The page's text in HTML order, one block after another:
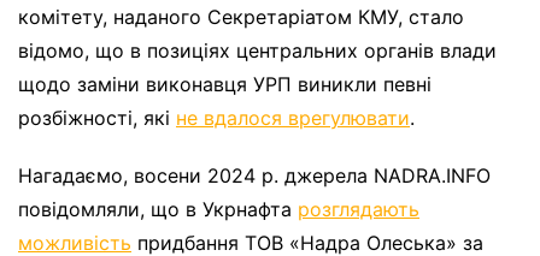
комітету, наданого Секретаріатом КМУ, стало
відомо, що в позиціях центральних органів влади
щодо заміни виконавця УРП виникли певні
розбіжності, які не вдалося врегулювати.
Нагадаємо, восени 2024 р. джерела NADRA.INFO
повідомляли, що в Укрнафта розглядають
можливість придбання ТОВ «Надра Олеська» за